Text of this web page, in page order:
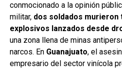
conmocionado a la opinión
militar, dos soldados
explosivos lanzados desde
una zona llena de minas
narcos. En Guanajuato, el
empresario del sector vinícola